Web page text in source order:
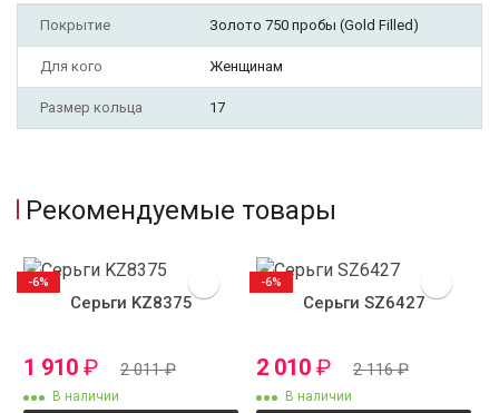
Покрытие Золото 750 пробы (Gold Filled)
Для кого Женщинам
Размер кольца 17
Рекомендуемые товары
Серьги KZ8375
1 910 ₽ 2 011₽
В наличии
-6%
Серьги SZ6427
2 010 ₽ 2 116₽
В наличии
-6%